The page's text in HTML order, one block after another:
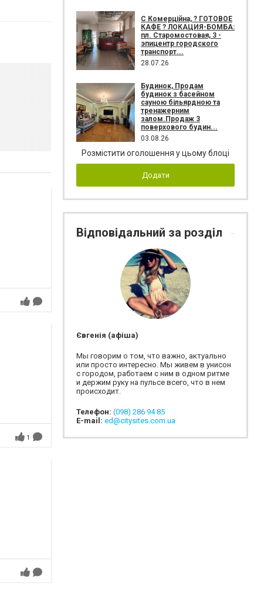
1
С Комерційна, ? ГОТОВОЕ
КАФЕ ? ЛОКАЦИЯ-БОМБА:
пл. Старомостовая, 3 -
эпицентр городского
транспорт...
28.07.26
Будинок, Продам
будинок з басейном
сауною більярдною та
тренажерним
залом.Продаж 3
поверхового будин...
03.08.26
Розмістити оголошення у цьому блоці
Додати
Відповідальний за розділ
Євгенія (афіша)
Мы говорим о том, что важно, актуально
или просто интересно. Мы живем в унисон
с городом, работаем с ним в одном ритме
и держим руку на пульсе всего, что в нем
происходит.
Телефон: (098) 286 94 85
E-mail: ed@citysites.com.ua